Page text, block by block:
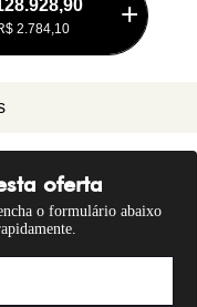
2.784,10
oferta
o formulário abaixo